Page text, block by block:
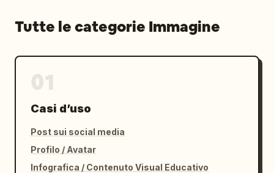
Tutte le categorie Immagine
Casi d’uso
Post sui social media
Profilo / Avatar
Infografica / Contenuto Visual Educativo